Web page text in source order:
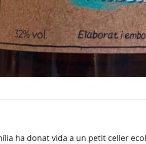
ha donat vida a un petit celler